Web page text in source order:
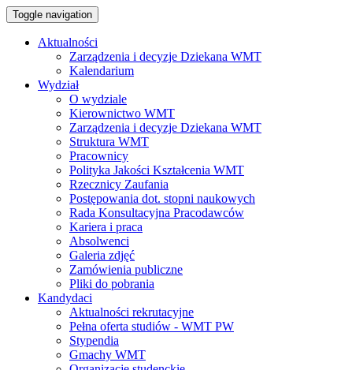
Toggle navigation
Aktualności
Zarządzenia i decyzje Dziekana WMT
Kalendarium
Wydział
O wydziale
Kierownictwo WMT
Zarządzenia i decyzje Dziekana WMT
Struktura WMT
Pracownicy
Polityka Jakości Kształcenia WMT
Rzecznicy Zaufania
Postępowania dot. stopni naukowych
Rada Konsultacyjna Pracodawców
Kariera i praca
Absolwenci
Galeria zdjęć
Zamówienia publiczne
Pliki do pobrania
Kandydaci
Aktualności rekrutacyjne
Pełna oferta studiów - WMT PW
Stypendia
Gmachy WMT